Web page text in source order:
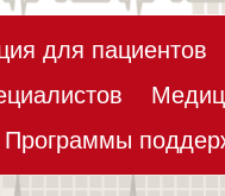
для пациентов
Программы